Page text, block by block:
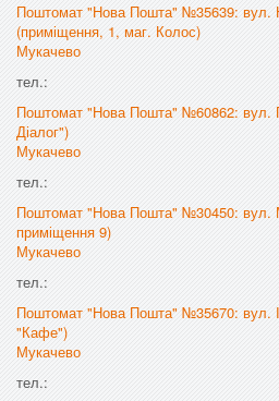
Поштомат "Нова Пошта" №35639: вул.
(приміщення, 1, маг. Колос)
Мукачево
тел.:
Поштомат "Нова Пошта" №60862: вул.
Діалог")
Мукачево
тел.:
Поштомат "Нова Пошта" №30450: вул.
приміщення 9)
Мукачево
тел.:
Поштомат "Нова Пошта" №35670: вул.
"Кафе")
Мукачево
тел.: